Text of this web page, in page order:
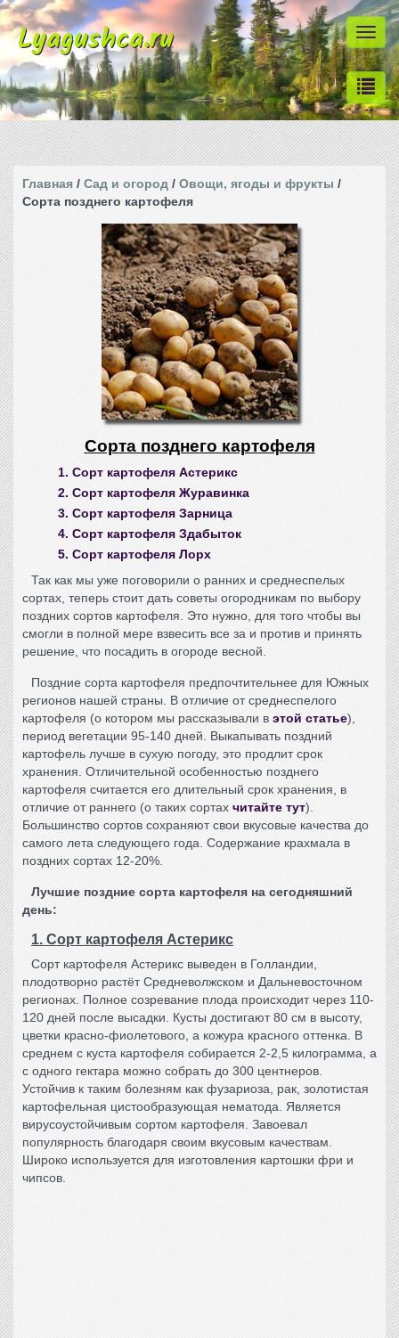
Lyagushca.ru
Главная / Сад и огород / Овощи, ягоды и фрукты /
Сорта позднего картофеля
Сорта позднего картофеля
1. Сорт картофеля Астерикс
2. Сорт картофеля Журавинка
3. Сорт картофеля Зарница
4. Сорт картофеля Здабыток
5. Сорт картофеля Лорх
Так как мы уже поговорили о ранних и среднеспелых
сортах, теперь стоит дать советы огородникам по выбору
поздних сортов картофеля . Это нужно, для того чтобы вы
смогли в полной мере взвесить все за и против и принять
решение, что посадить в огороде весной
Поздние сорта картофеля предпочтительнее для Южных
регионов нашей страны. В отличие от среднеспелого
картофеля (о котором мы рассказывали в этой статье),
период вегетации 95-140 дней. Выкапывать поздний
картофель лучше в сухую погоду, это продлит срок
хранения. Отличительной особенностью позднего
картофеля считается его длительный срок хранения, в
отличие от раннего (о таких сортах читайте тут).
Большинство сортов сохраняют свои вкусовые качества до
самого лета следующего года. Содержание крахмала в
поздних сортах 12-20%.
Лучшие поздние сорта картофеля на сегодняшний
день:
1. Сорт картофеля Астерикс
Сорт картофеля Астерикс выведен в Голландии,
плодотворно растёт Средневолжском и Дальневосточном
регионах. Полное созревание плода происходит через 110-
120 дней после высадки. Кусты достигают 80 см в высоту,
цветки красно-фиолетового, а кожура красного оттенка. В
среднем с куста картофеля собирается 2-2,5 килограмма, а
с одного гектара можно собрать до 300 центнеров.
Устойчив к таким болезням как фузариоза, рак, золотистая
картофельная цистообразующая нематода. Является
вирусоустойчивым сортом картофеля. Завоевал
популярность благодаря своим вкусовым качествам.
Широко используется для изготовления картошки фри и
чипсов.